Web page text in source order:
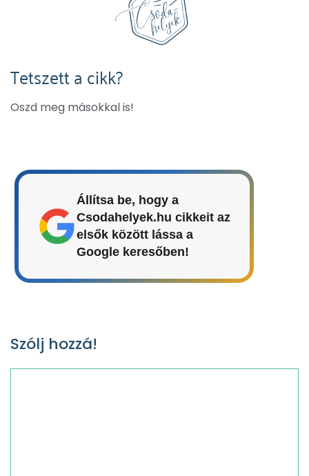
Tetszett a cikk?
Oszd meg másokkal is!
Állítsa be, hogy a
Csodahelyek.hu cikkeit az
elsők között lássa a
Google keresőben!
Szólj hozzá!